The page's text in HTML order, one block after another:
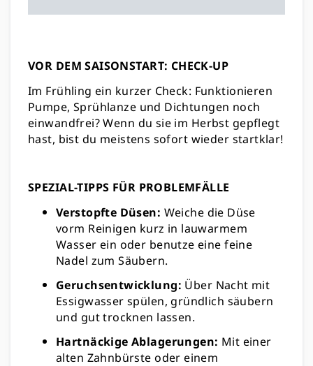
VOR DEM SAISONSTART: CHECK-UP
Im Frühling ein kurzer Check: Funktionieren
Pumpe, Sprühlanze und Dichtungen noch
einwandfrei? Wenn du sie im Herbst gepflegt
hast, bist du meistens sofort wieder startklar!
SPEZIAL-TIPPS FÜR PROBLEMFÄLLE
Verstopfte Düsen: Weiche die Düse
vorm Reinigen kurz in lauwarmem
Wasser ein oder benutze eine feine
Nadel zum Säubern.
Geruchsentwicklung: Über Nacht mit
Essigwasser spülen, gründlich säubern
und gut trocknen lassen.
Hartnäckige Ablagerungen: Mit einer
alten Zahnbürste oder einem